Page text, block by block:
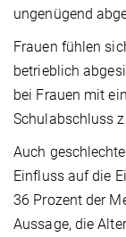
ungenügend
Frauen fühlen
betrieblich
bei Frauen mit
Schulabschluss
Auch
Einfluss auf die
36 Prozent der
Aussage, die